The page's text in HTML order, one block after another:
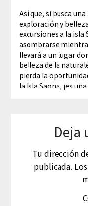
Así que, si busca
exploración y
excursiones a la isla
asombrarse
llevará a un lugar
belleza de la
pierda la
la Isla Saona, ¡es
Deja
Tu dirección
publicada.